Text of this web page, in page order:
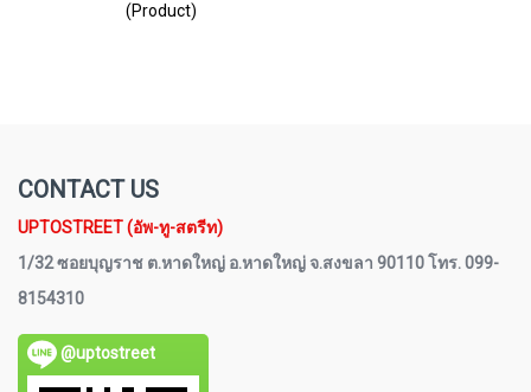
(Product)
CONTACT US
UPTOSTREET (อัพ-ทู-สตรีท)
1/32 ซอยบุญราช ต.หาดใหญ่ อ.หาดใหญ่ จ.สงขลา 90110 โทร. 099-
8154310
@uptostreet